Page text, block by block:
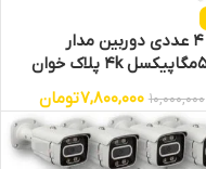
پکیج 4 عددی دوربین مدار
بسته5مگاپیکسل 4k پلاک خوان
10,000,000
7,800,000تومان